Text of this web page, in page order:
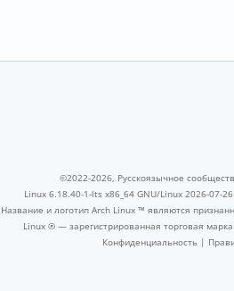
©2022-2026, Русскоязычное
Linux 6.18.40-1-lts x86_64 GNU/Linux 2026-07-
Название и логотип Arch Linux ™ являются
Linux ® — зарегистрированная торговая
Конфиденциальность |